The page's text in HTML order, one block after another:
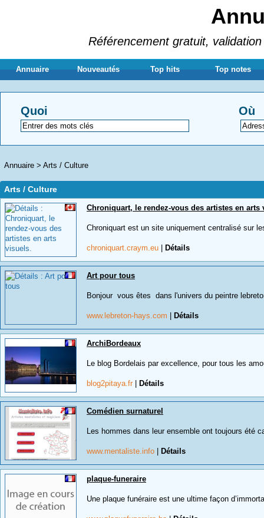
Référencement gratuit,
Annuaire Nouveautés Top hits Top notes
Quoi Où
Annuaire > Arts / Culture
Arts / Culture
Chroniquart, le rendez-vous des artistes en arts
Chroniquart est un site uniquement centralisé sur
chroniquart.craym.eu Détails
Art pour tous
Bonjour vous êtes dans l'univers du peintre
www.lebreton-hays.com Détails
ArchiBordeaux
Le blog Bordelais par excellence, pour tous les
blog2pitaya.fr Détails
Comédien surnaturel
Les hommes dans leur ensemble ont toujours été
www.mentaliste.info Détails
plaque-funeraire
Une plaque funéraire est une ultime façon